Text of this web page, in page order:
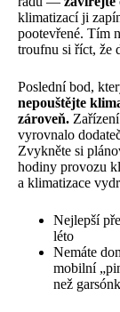
klimatizací ji
pootevřené. Tím
troufnu si říct, že
Poslední bod,
nepouštějte
zároveň.
vyrovnalo
Zvykněte si
hodiny provozu
a klimatizace
Nejlepší
léto
Nemáte
mobilní
než